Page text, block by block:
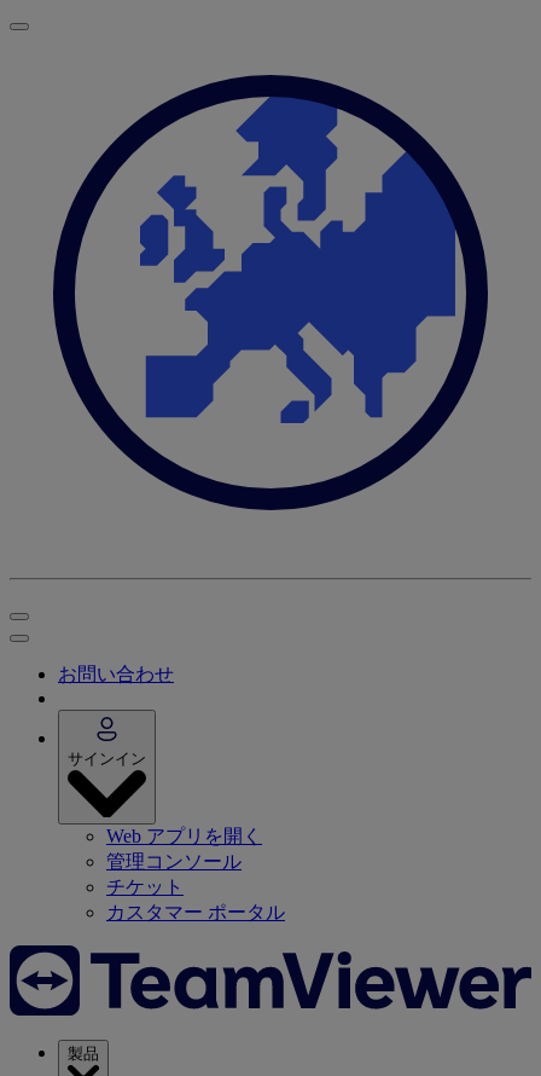
お問い合わせ
サインイン
Web アプリを開く
管理コンソール
チケット
カスタマー ポータル
製品